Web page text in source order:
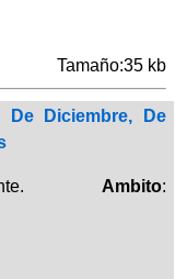
Tamaño:35 kb
De Diciembre, De
Ambito: